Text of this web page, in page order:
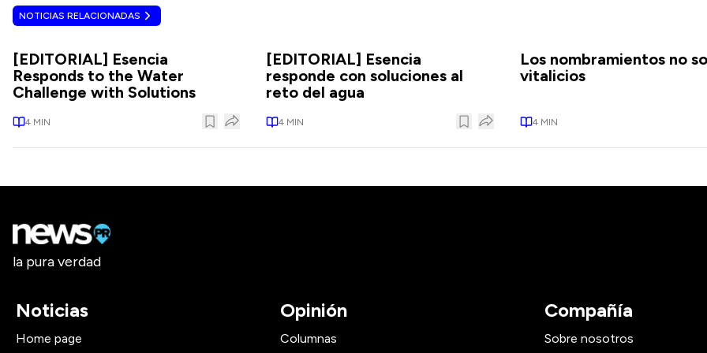
NOTICIAS RELACIONADAS
[EDITORIAL] Esencia
Responds to the Water
Challenge with Solutions
4 MIN
[EDITORIAL] Esencia
responde con soluciones al
reto del agua
4 MIN
Los nombramientos no
vitalicios
4MIN
la pura verdad
Noticias
Home page
Opinión
Columnas
Compañía
Sobre nosotros